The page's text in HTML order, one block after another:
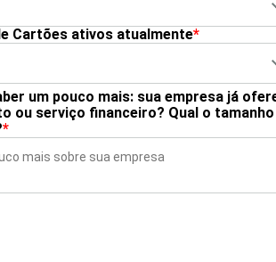
Cartões ativos atualmente*
um pouco mais: sua empresa já
ou serviço financeiro? Qual o
*